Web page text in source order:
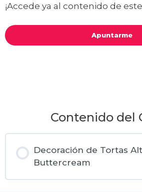
¡Accede ya al contenido de
Apuntarme
Contenido del
Decoración de Tortas
Buttercream